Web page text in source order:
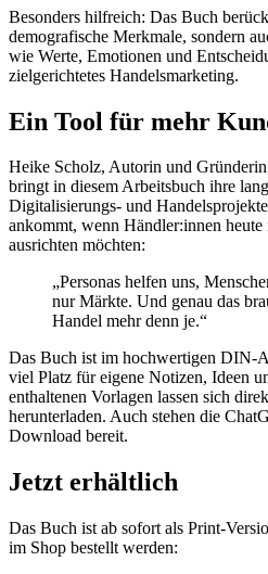
Besonders hilfreich: Das Buch
demografische Merkmale, sondern
wie Werte, Emotionen und
zielgerichtetes Handelsmarketing.
Ein Tool für mehr
Heike Scholz, Autorin und
bringt in diesem Arbeitsbuch ihre
Digitalisierungs- und
ankommt, wenn Händler:innen
ausrichten möchten:
„Personas helfen uns,
nur Märkte. Und genau das
Handel mehr denn je.“
Das Buch ist im hochwertigen DIN-
viel Platz für eigene Notizen, Ideen
enthaltenen Vorlagen lassen sich
herunterladen. Auch stehen die
Download bereit.
Jetzt erhältlich
Das Buch ist ab sofort als Print-
im Shop bestellt werden: